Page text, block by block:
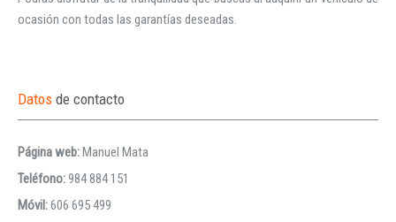
ocasión con todas las garantías deseadas.
Datos de contacto
Página web:Manuel Mata
Teléfono:984 884 151
Móvil:606 695 499